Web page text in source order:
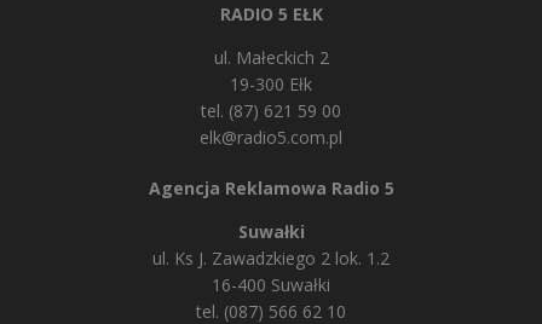
RADIO 5 EŁK
ul. Małeckich 2
19-300 Ełk
tel. (87) 621 59 00
elk@radio5.com.pl
Agencja Reklamowa Radio 5
Suwałki
ul. Ks J. Zawadzkiego 2 lok. 1.2
16-400 Suwałki
tel. (087) 566 62 10